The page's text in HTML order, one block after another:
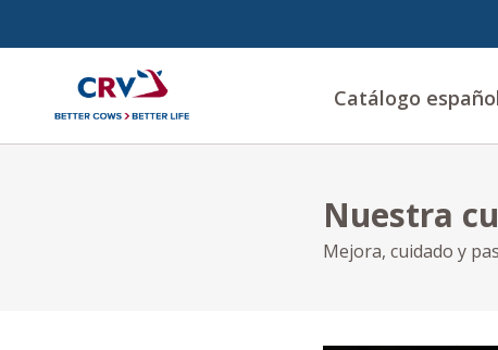
Catálogo español
Nuestra
Mejora, cuidado y